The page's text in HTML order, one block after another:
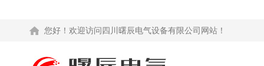
您好！欢迎访问四川曙辰电气设备有限公司网站！